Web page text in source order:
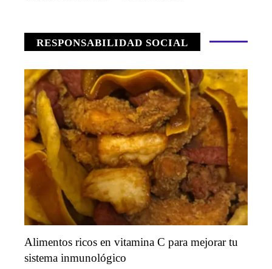
RESPONSABILIDAD SOCIAL
Alimentos ricos en vitamina C para mejorar tu
sistema inmunológico